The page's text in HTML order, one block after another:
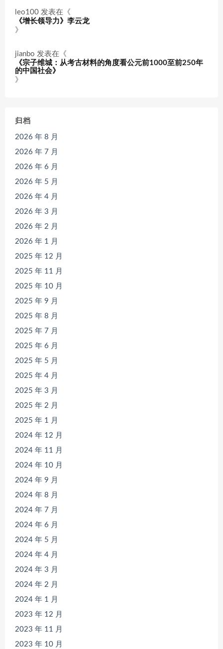
leo100 发表在《
《增长领导力》李云龙
》
jianbo 发表在《
《宗子维城：从考古材料的角度看公元前1000至前250年
的中国社会》
》
归档
2026 年 8 月
2026 年 7 月
2026 年 6 月
2026 年 5 月
2026 年 4 月
2026 年 3 月
2026 年 2 月
2026 年 1 月
2025 年 12 月
2025 年 11 月
2025 年 10 月
2025 年 9 月
2025 年 8 月
2025 年 7 月
2025 年 6 月
2025 年 5 月
2025 年 4 月
2025 年 3 月
2025 年 2 月
2025 年 1 月
2024 年 12 月
2024 年 11 月
2024 年 10 月
2024 年 9 月
2024 年 8 月
2024 年 7 月
2024 年 6 月
2024 年 5 月
2024 年 4 月
2024 年 3 月
2024 年 2 月
2024 年 1 月
2023 年 12 月
2023 年 11 月
2023 年 10 月